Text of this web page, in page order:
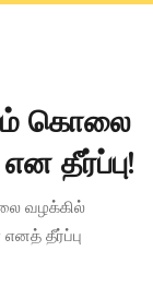
கொலை
தீர்ப்பு!
வழக்கில்
தீர்ப்பு